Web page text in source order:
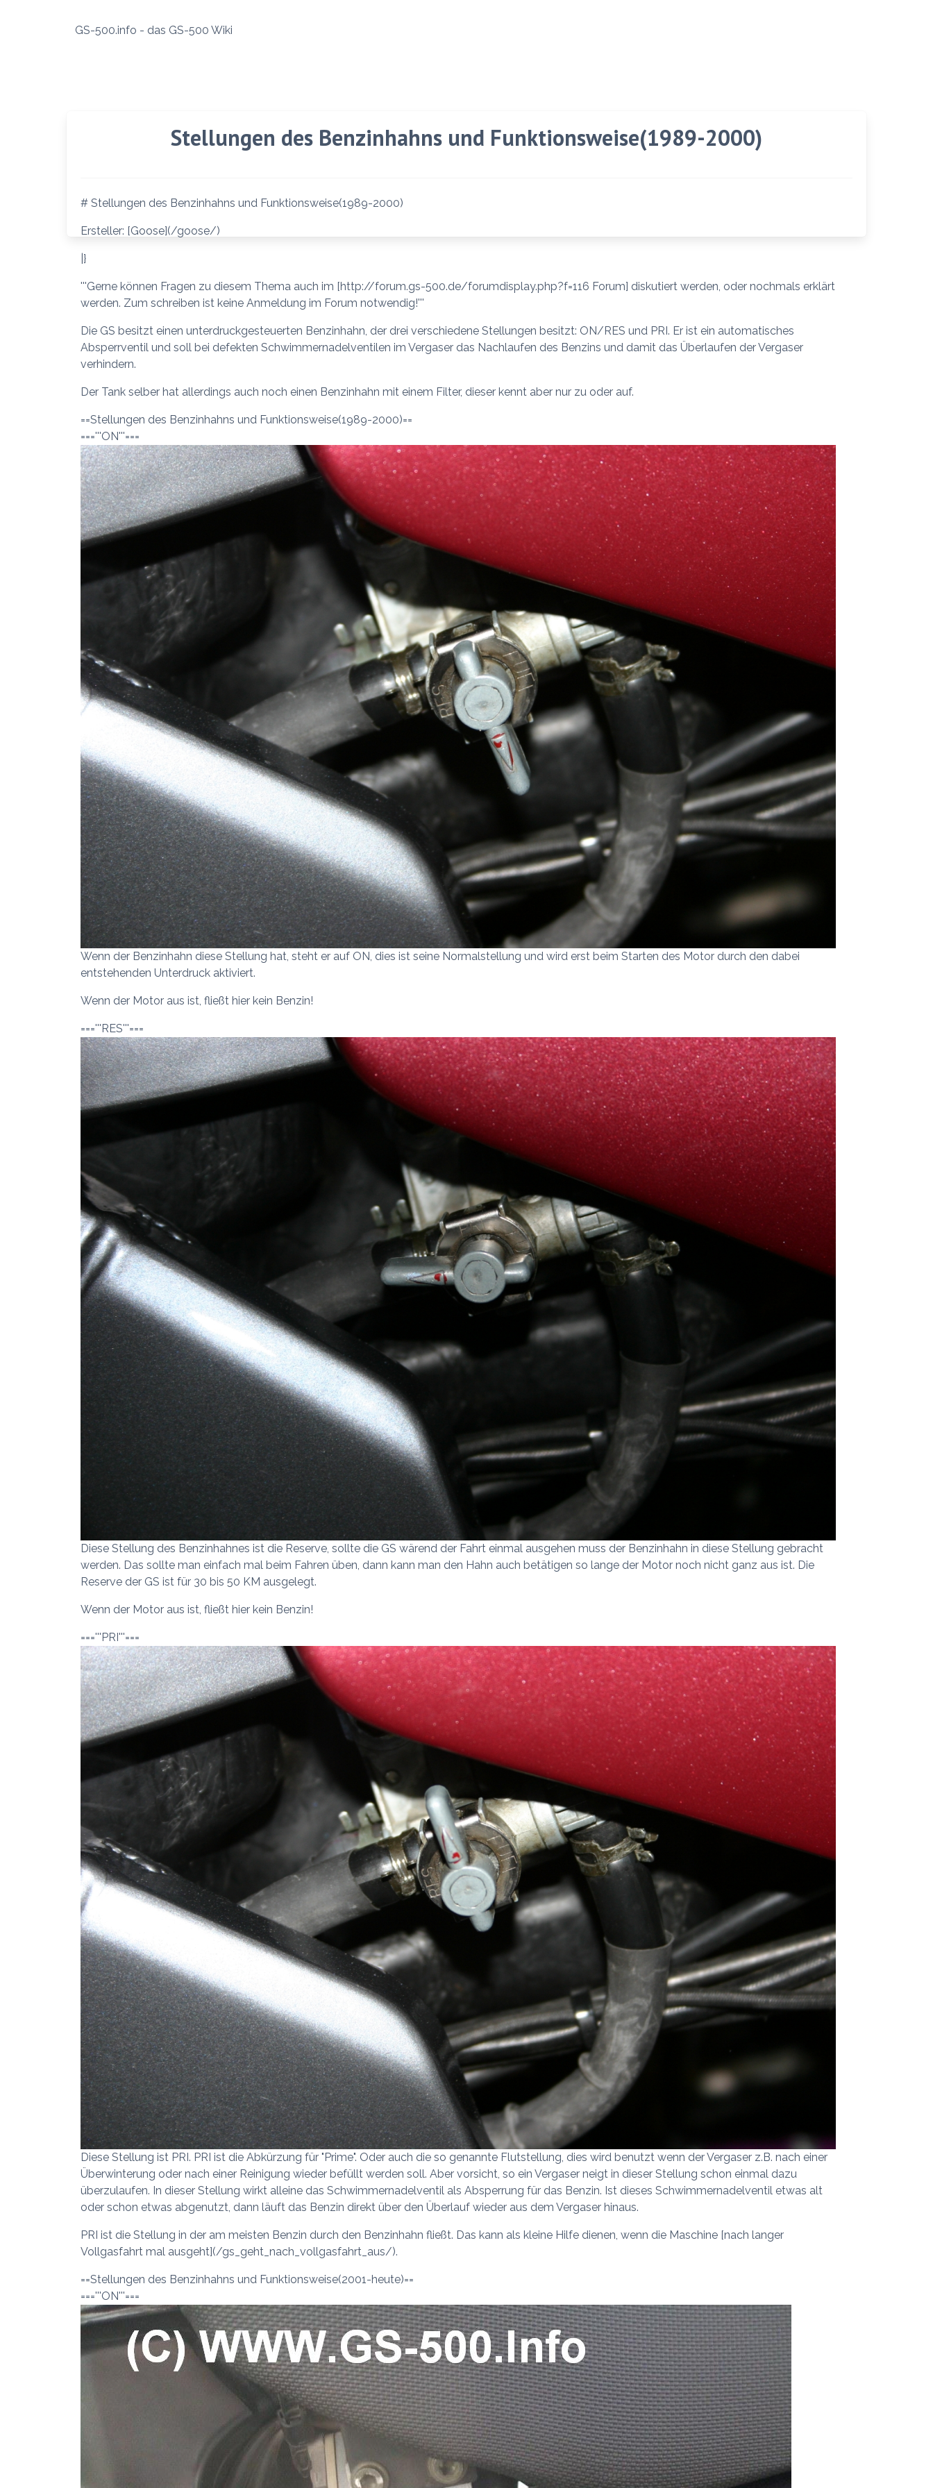
GS-500.info - das GS-500 Wiki
Stellungen des Benzinhahns und Funktionsweise(1989-2000)
# Stellungen des Benzinhahns und Funktionsweise(1989-2000)
Ersteller: [Goose](/goose/)
|}
'''Gerne können Fragen zu diesem Thema auch im [http://forum.gs-500.de/forumdisplay.php?f=116 Forum] diskutiert werden, oder nochmals erklärt
werden. Zum schreiben ist keine Anmeldung im Forum notwendig!'''
Die GS besitzt einen unterdruckgesteuerten Benzinhahn, der drei verschiedene Stellungen besitzt: ON/RES und PRI. Er ist ein automatisches
Absperrventil und soll bei defekten Schwimmernadelventilen im Vergaser das Nachlaufen des Benzins und damit das Überlaufen der Vergaser
verhindern.
Der Tank selber hat allerdings auch noch einen Benzinhahn mit einem Filter, dieser kennt aber nur zu oder auf.
==Stellungen des Benzinhahns und Funktionsweise(1989-2000)==
==='''ON'''===
Wenn der Benzinhahn diese Stellung hat, steht er auf ON, dies ist seine Normalstellung und wird erst beim Starten des Motor durch den dabei
entstehenden Unterdruck aktiviert.
Wenn der Motor aus ist, fließt hier kein Benzin!
==='''RES'''===
Diese Stellung des Benzinhahnes ist die Reserve, sollte die GS wärend der Fahrt einmal ausgehen muss der Benzinhahn in diese Stellung gebracht
werden. Das sollte man einfach mal beim Fahren üben, dann kann man den Hahn auch betätigen so lange der Motor noch nicht ganz aus ist. Die
Reserve der GS ist für 30 bis 50 KM ausgelegt.
Wenn der Motor aus ist, fließt hier kein Benzin!
==='''PRI'''===
Diese Stellung ist PRI. PRI ist die Abkürzung für "Prime". Oder auch die so genannte Flutstellung, dies wird benutzt wenn der Vergaser z.B. nach einer
Überwinterung oder nach einer Reinigung wieder befüllt werden soll. Aber vorsicht, so ein Vergaser neigt in dieser Stellung schon einmal dazu
überzulaufen. In dieser Stellung wirkt alleine das Schwimmernadelventil als Absperrung für das Benzin. Ist dieses Schwimmernadelventil etwas alt
oder schon etwas abgenutzt, dann läuft das Benzin direkt über den Überlauf wieder aus dem Vergaser hinaus.
PRI ist die Stellung in der am meisten Benzin durch den Benzinhahn fließt. Das kann als kleine Hilfe dienen, wenn die Maschine [nach langer
Vollgasfahrt mal ausgeht](/gs_geht_nach_vollgasfahrt_aus/).
==Stellungen des Benzinhahns und Funktionsweise(2001-heute)==
==='''ON'''===